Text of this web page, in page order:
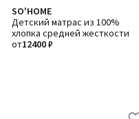
SO'HOME
Детский матрас из 100%
хлопка средней жесткости
от12400 ₽